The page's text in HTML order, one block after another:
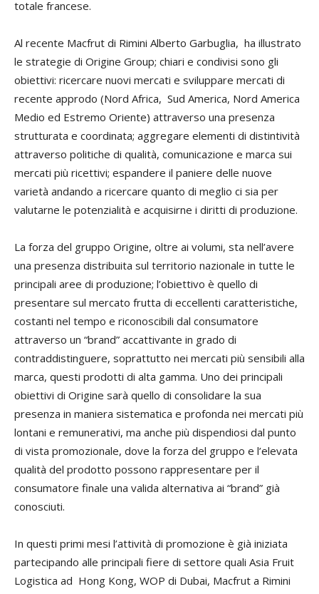
totale francese.
Al recente Macfrut di Rimini Alberto Garbuglia, ha illustrato
le strategie di Origine Group; chiari e condivisi sono gli
obiettivi: ricercare nuovi mercati e sviluppare mercati di
recente approdo (Nord Africa, Sud America, Nord America
Medio ed Estremo Oriente) attraverso una presenza
strutturata e coordinata; aggregare elementi di distintività
attraverso politiche di qualità, comunicazione e marca sui
mercati più ricettivi; espandere il paniere delle nuove
varietà andando a ricercare quanto di meglio ci sia per
valutarne le potenzialità e acquisirne i diritti di produzione.
La forza del gruppo Origine, oltre ai volumi, sta nell’avere
una presenza distribuita sul territorio nazionale in tutte le
principali aree di produzione; l’obiettivo è quello di
presentare sul mercato frutta di eccellenti caratteristiche,
costanti nel tempo e riconoscibili dal consumatore
attraverso un “brand” accattivante in grado di
contraddistinguere, soprattutto nei mercati più sensibili alla
marca, questi prodotti di alta gamma. Uno dei principali
obiettivi di Origine sarà quello di consolidare la sua
presenza in maniera sistematica e profonda nei mercati più
lontani e remunerativi, ma anche più dispendiosi dal punto
di vista promozionale, dove la forza del gruppo e l’elevata
qualità del prodotto possono rappresentare per il
consumatore finale una valida alternativa ai “brand” già
conosciuti.
In questi primi mesi l’attività di promozione è già iniziata
partecipando alle principali fiere di settore quali Asia Fruit
Logistica ad Hong Kong, WOP di Dubai, Macfrut a Rimini